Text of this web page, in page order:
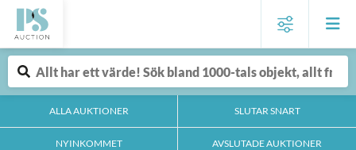
ALLA AUKTIONER SLUTAR SNART
NYINKOMMET AVSLUTADE AUKTIONER